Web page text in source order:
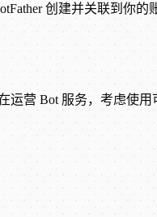
创建并关联到你
运营 Bot 服务，考虑使